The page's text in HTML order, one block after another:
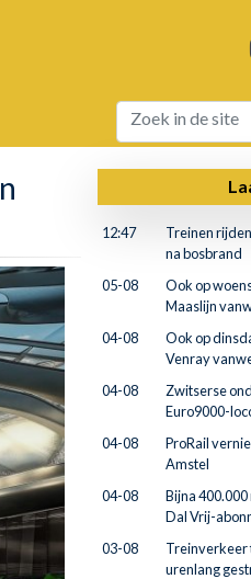
12:47
Treinen
na bosbrand
05-08
Ook op
Maaslijn
04-08
Ook op
Venray
04-08
Zwitserse
Euro9000-
04-08
ProRail
Amstel
04-08
Bijna
Dal Vrij-
03-08
Treinverkeer
urenlang